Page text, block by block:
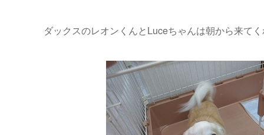
ダックスのレオンくんとLuceちゃんは朝から来て